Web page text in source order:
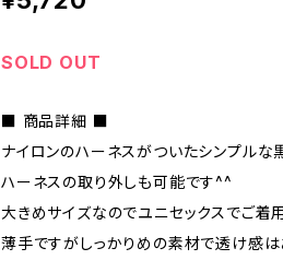
SOLD OUT
■ 商品詳細 ■
ナイロンのハーネスがついたシンプルな
ハーネスの取り外しも可能です^^
大きめサイズなのでユニセックスでご着
薄手ですがしっかりめの素材で透け感は